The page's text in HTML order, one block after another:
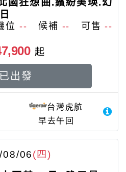
國狂想曲.繽紛美瑛.幻
位 -- 候補 -- 可售--
台灣虎航
早去午回
起
已出發
06(四)